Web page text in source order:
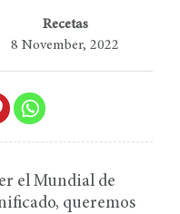
Recetas
8 November, 2022
el Mundial de
queremos